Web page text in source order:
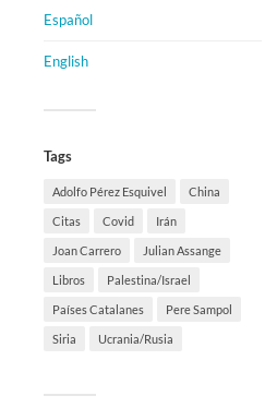
Español
English
Tags
Adolfo Pérez Esquivel China
Citas Covid Irán
Joan Carrero Julian Assange
Libros Palestina/Israel
Países Catalanes Pere Sampol
Siria Ucrania/Rusia